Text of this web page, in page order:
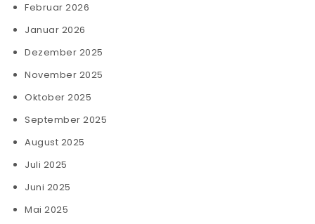
Februar 2026
Januar 2026
Dezember 2025
November 2025
Oktober 2025
September 2025
August 2025
Juli 2025
Juni 2025
Mai 2025